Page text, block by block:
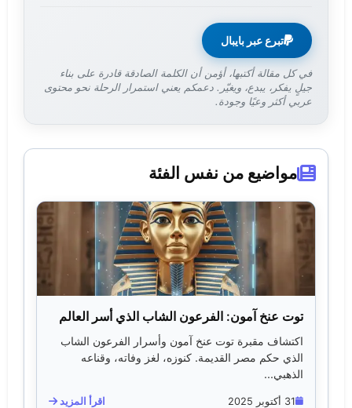
تبرع عبر بايبال
في كل مقالة أكتبها، أؤمن أن الكلمة الصادقة قادرة على بناء
جيلٍ يفكر، يبدع، ويغيّر. دعمكم يعني استمرار الرحلة نحو محتوى
عربي أكثر وعيًا وجودة.
مواضيع من نفس الفئة
توت عنخ آمون: الفرعون الشاب الذي أسر العالم
اكتشاف مقبرة توت عنخ آمون وأسرار الفرعون الشاب
الذي حكم مصر القديمة. كنوزه، لغز وفاته، وقناعه
الذهبي...
31 أكتوبر 2025 اقرأ المزيد